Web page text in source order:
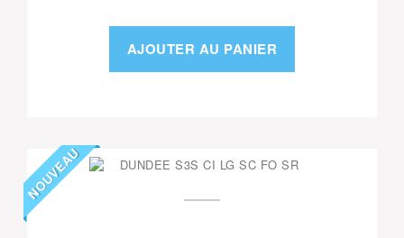
AJOUTER AU PANIER
NOUVEAU